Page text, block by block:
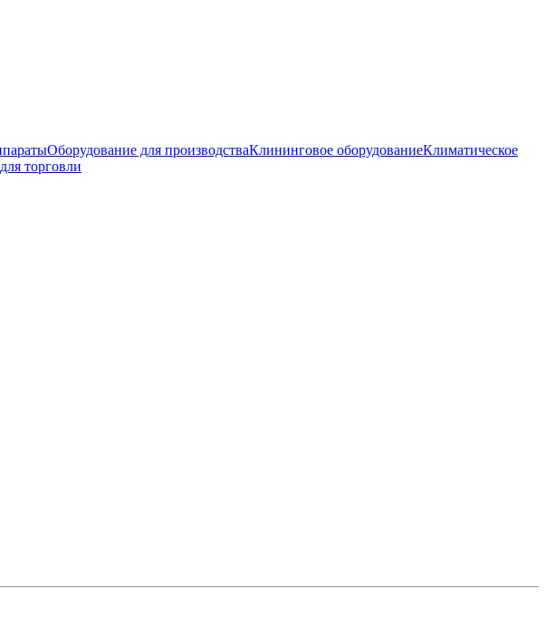
Оборудование для производстваКлининговое оборудованиеКлиматическое
торговли